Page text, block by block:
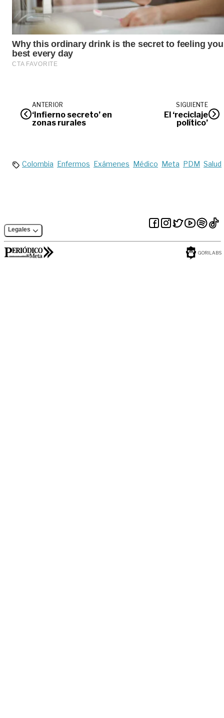
ANTERIOR
‘Infierno secreto’ en
zonas rurales
SIGUIENTE
El ‘reciclaje
político’
Colombia Enfermos Exámenes Médico Meta PDM Salud
Legales
GORILABS